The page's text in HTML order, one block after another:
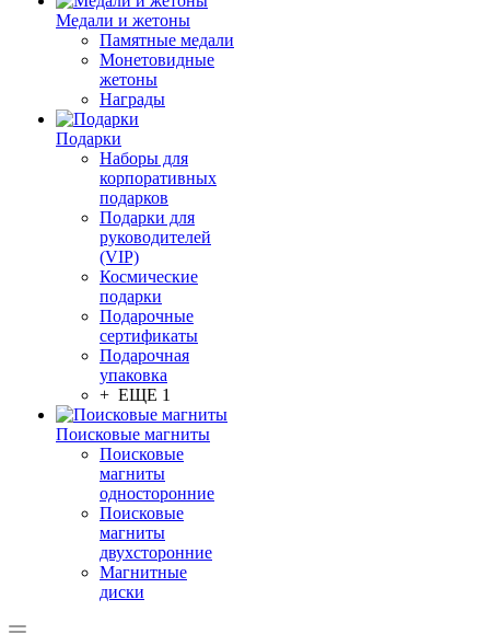
Медали и жетоны
Памятные медали
Монетовидные
жетоны
Награды
Подарки
Наборы для
корпоративных
подарков
Подарки для
руководителей
(VIP)
Космические
подарки
Подарочные
сертификаты
Подарочная
упаковка
+ ЕЩЕ 1
Поисковые магниты
Поисковые
магниты
односторонние
Поисковые
магниты
двухсторонние
Магнитные
диски